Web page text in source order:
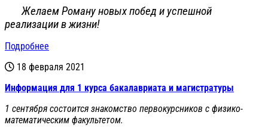
Желаем Роману новых побед и успешной
реализации в жизни!
Подробнее
18 февраля 2021
Информация для 1 курса бакалавриата и магистратуры
1 сентября состоится знакомство первокурсников с физико-
математическим факультетом.